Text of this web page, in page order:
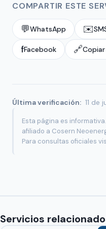
COMPARTIR ESTE
💬WhatsApp ✉️
fFacebook 🔗
Última verificación: 11 de
Esta página es
afiliado a Cosern
Para consultas oficiales
Servicios